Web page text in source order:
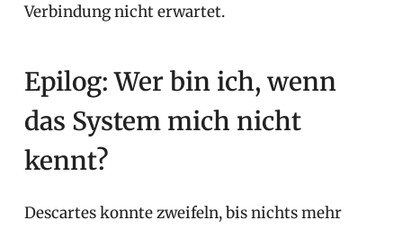
Verbindung nicht erwartet.
Epilog: Wer bin ich, wenn
das System mich nicht
kennt?
Descartes konnte zweifeln, bis nichts mehr